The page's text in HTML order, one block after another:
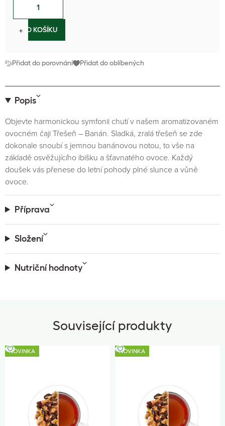
−
+DO KOŠÍKU
Přidat do porovnání Přidat do oblíbených
Popis
Objevte harmonickou symfonii chutí v našem aromatizovaném
ovocném čaji Třešeň – Banán. Sladká, zralá třešeň se zde
dokonale snoubí s jemnou banánovou notou, to vše na
základě osvěžujícího ibišku a šťavnatého ovoce. Každý
doušek vás přenese do letní pohody plné slunce a vůně
ovoce.
Příprava
Složení
Nutriční hodnoty
Související produkty
NOVINKA NOVINKA